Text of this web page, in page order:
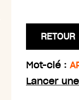
RETOUR
Mot-clé :
Lancer